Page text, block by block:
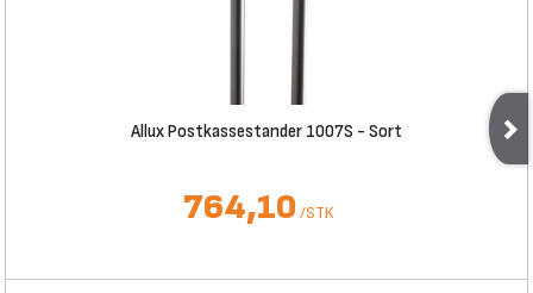
Allux Postkassestander 1007S - Sort
764,10 /STK